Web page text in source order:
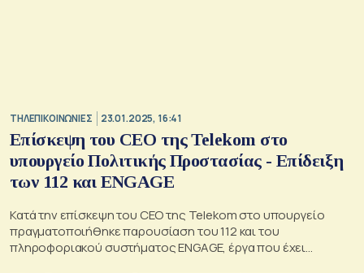
ΤΗΛΕΠΙΚΟΙΝΩΝΙΕΣ 23.01.2025, 16:41
Επίσκεψη του CEO της Telekom στο
υπουργείο Πολιτικής Προστασίας - Επίδειξη
των 112 και ENGAGE
Κατά την επίσκεψη του CEO της Telekom στο υπουργείο
πραγματοποιήθηκε παρουσίαση του 112 και του
πληροφοριακού συστήματος ENGAGE, έργα που έχει